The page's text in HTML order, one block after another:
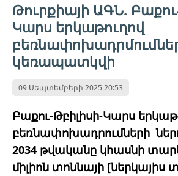
Թուրքիայի ԱԳՆ.
Կարս երկաթուղով
կեռապատկվի
09 Սեպտեմբերի 2025 20:53
Բաքու-Թբիլիսի-Կարս
բեռնափոխադրումների
2034 թվականը կհասնի
միլիոն տոննայի [ներկայիս